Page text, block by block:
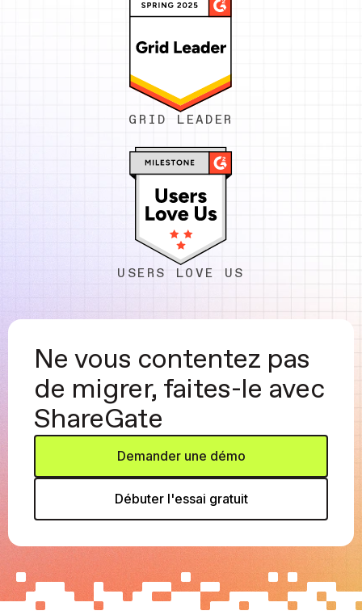
GRID LEADER
USERS LOVE US
Ne vous contentez pas
de migrer, faites-le avec
ShareGate
Demander une démo
Débuter l'essai gratuit